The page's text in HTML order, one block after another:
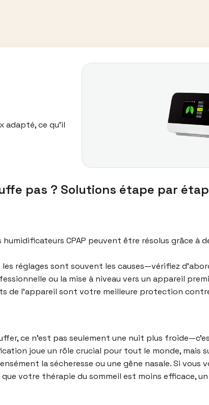
adapté, ce qu’il
pas ? Solutions étape par
CPAP peuvent être résolus grâce à
réglages sont souvent les causes—vérifiez
ou la mise à niveau vers un appareil
de l’appareil sont votre meilleure protection
ce n’est pas seulement une nuit plus
joue un rôle crucial pour tout le monde, mais
la sécheresse ou une gêne nasale. Si vous
votre thérapie du sommeil est moins efficace,